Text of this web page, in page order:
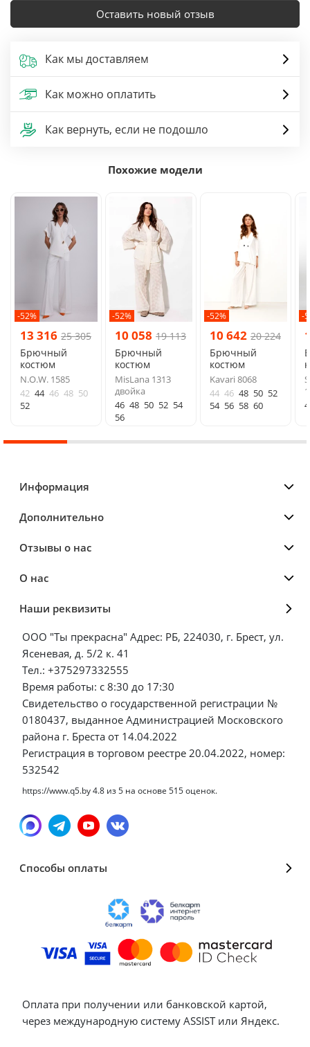
Оставить новый отзыв
Как мы доставляем
Как можно оплатить
Как вернуть, если не подошло
Похожие модели
-52%
13 316 25 305
Брючный
костюм
N.O.W. 1585
42 44 46 48 50
52
-52%
10 058 19 113
Брючный
костюм
MisLana 1313
двойка
46 48 50 52 54
56
-52%
10 642 20 224
Брючный
костюм
Kavari 8068
44 46 48 50 52
54 56 58 60
-
Информация
Дополнительно
Отзывы о нас
О нас
Наши реквизиты
ООО "Ты прекрасна" Адрес: РБ, 224030, г. Брест, ул.
Ясеневая, д. 5/2 к. 41
Тел.: +375297332555
Время работы: с 8:30 до 17:30
Свидетельство о государственной регистрации №
0180437, выданное Администрацией Московского
района г. Бреста от 14.04.2022
Регистрация в торговом реестре 20.04.2022, номер:
532542
https://www.q5.by4.8 из5 на основе 515оценок.
Способы оплаты
Оплата при получении или банковской картой,
через международную систему ASSIST или Яндекс.